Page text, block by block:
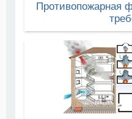
Противопожарная